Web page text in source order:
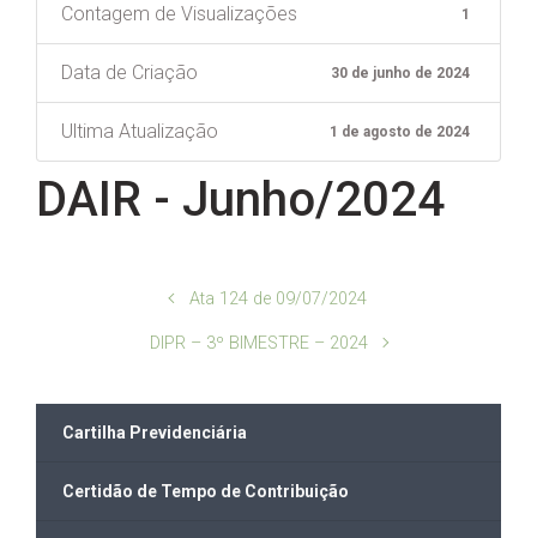
Contagem de Visualizações 1
Data de Criação 30 de junho de 2024
Ultima Atualização 1 de agosto de 2024
DAIR - Junho/2024
Ata 124 de 09/07/2024
DIPR – 3º BIMESTRE – 2024
Cartilha Previdenciária
Certidão de Tempo de Contribuição